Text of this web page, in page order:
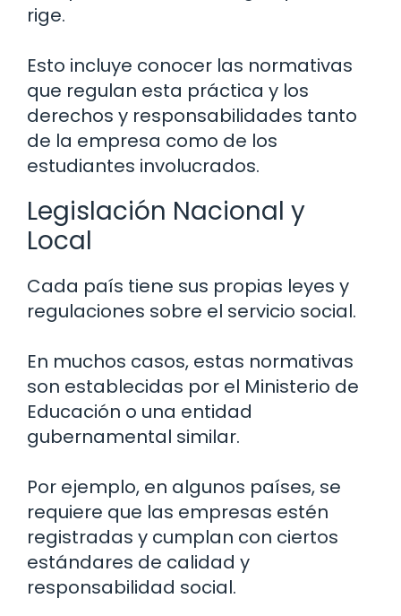
rige.
Esto incluye conocer las normativas
que regulan esta práctica y los
derechos y responsabilidades tanto
de la empresa como de los
estudiantes involucrados.
Legislación Nacional y
Local
Cada país tiene sus propias leyes y
regulaciones sobre el servicio social.
En muchos casos, estas normativas
son establecidas por el Ministerio de
Educación o una entidad
gubernamental similar.
Por ejemplo, en algunos países, se
requiere que las empresas estén
registradas y cumplan con ciertos
estándares de calidad y
responsabilidad social.